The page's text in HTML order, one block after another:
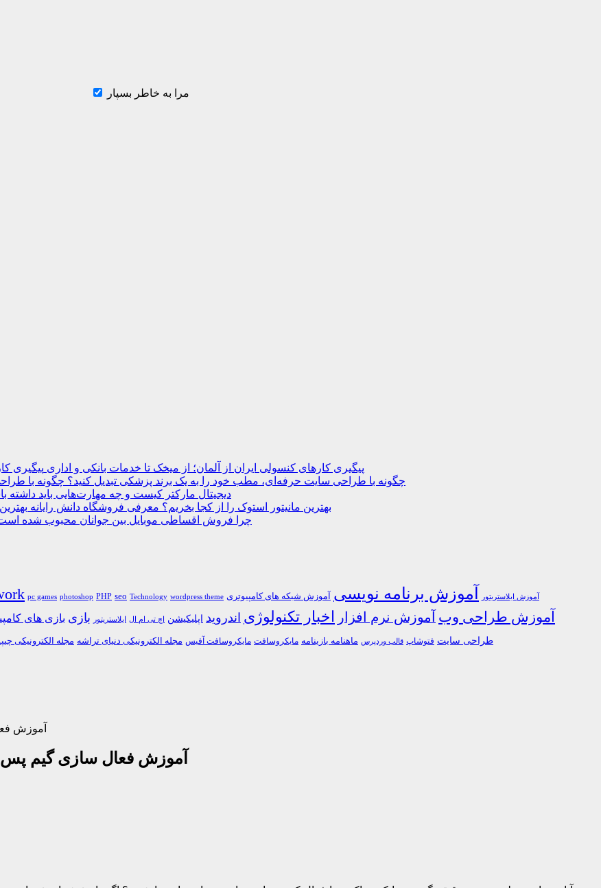
مرا به خاطر بسپار
پیگیری کارهای کنسولی ایران از آلمان؛ از میخک تا خدمات بانکی و اداری
چگونه با طراحی سایت حرفه‌ای، مطب خود را به یک برند پزشکی تبدیل کنید؟
دیجیتال مارکتر کیست و چه مهارت‌هایی باید داشته
بهترین مانیتور استوک را از کجا بخریم؟ معرفی فروشگاه دانش رایانه
چرا فروش اقساطی موبایل بین جوانان محبوب شده
pc games photoshop PHP seo Technology wordpress theme آموزش ایلاستریتور آموزش برنامه نویسی آموزش شبکه های کامپیوتری
آموزش طراحی وب آموزش نرم افزار اخبار تکنولوژی اندروید اپلیکیشن اچ تی ام ال ایلاستریتور بازی بازی های
طراحی سایت فتوشاپ قالب وردپرس ماهنامه بازینامه مایکروسافت مایکروسافت آفیس مجله الکترونیکی دنیای تراشه مجله الکترونیکی
آموزش
آموزش فعال سازی گیم پس